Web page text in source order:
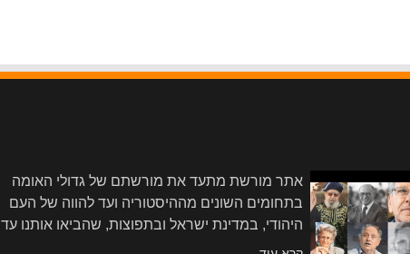
אתר מורשת מתעד את מורשתם של גדולי האומה
בתחומים השונים מההיסטוריה ועד להווה של העם
היהודי, במדינת ישראל ובתפוצות, שהביאו אותנו עד